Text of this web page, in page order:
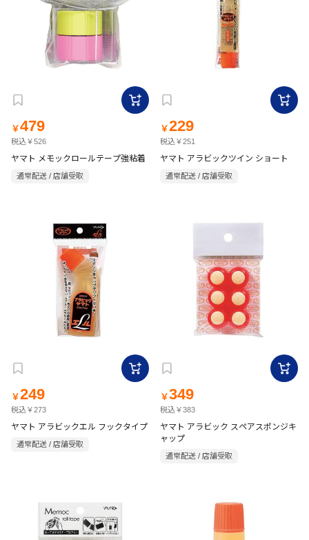
￥479
税込￥526
ヤマト メモックロールテープ強粘着
通常配送 / 店舗受取
￥229
税込￥251
ヤマト アラビックツイン ショート
通常配送 / 店舗受取
￥249
税込￥273
ヤマト アラビックエル フックタイプ
通常配送 / 店舗受取
￥349
税込￥383
ヤマト アラビック スペアスポンジキ
ャップ
通常配送 / 店舗受取